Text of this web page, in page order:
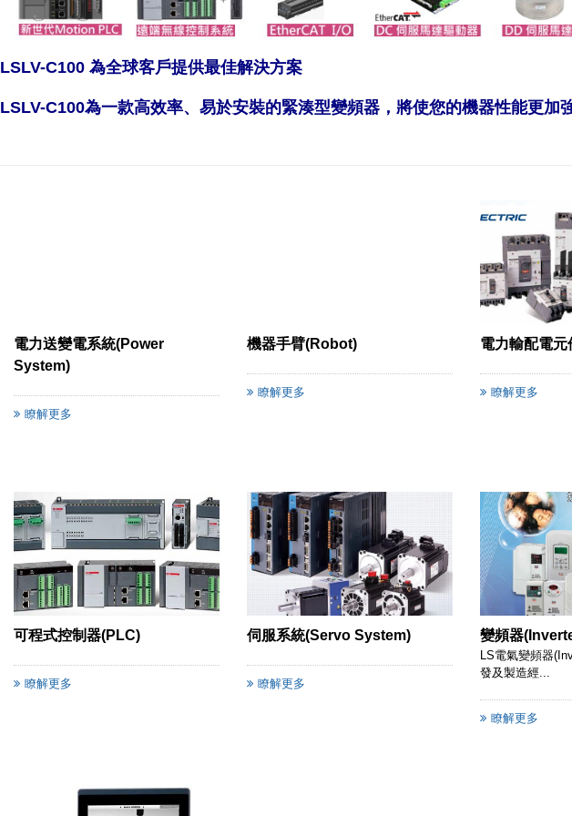
LSLV-C100 為全球客戶提供最佳解決方案
LSLV-C100為一款高效率、易於安裝的緊湊型變頻器，將使您的機器性能更加強
電力送變電系統(Power
System)
瞭解更多
機器手臂(Robot)
瞭解更多
電力輸配電
瞭解更多
可程式控制器(PLC)
瞭解更多
伺服系統(Servo System)
瞭解更多
變頻器
LS電氣變頻器
發及製造經...
瞭解更多